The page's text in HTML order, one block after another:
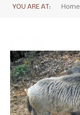
YOU ARE AT: Home